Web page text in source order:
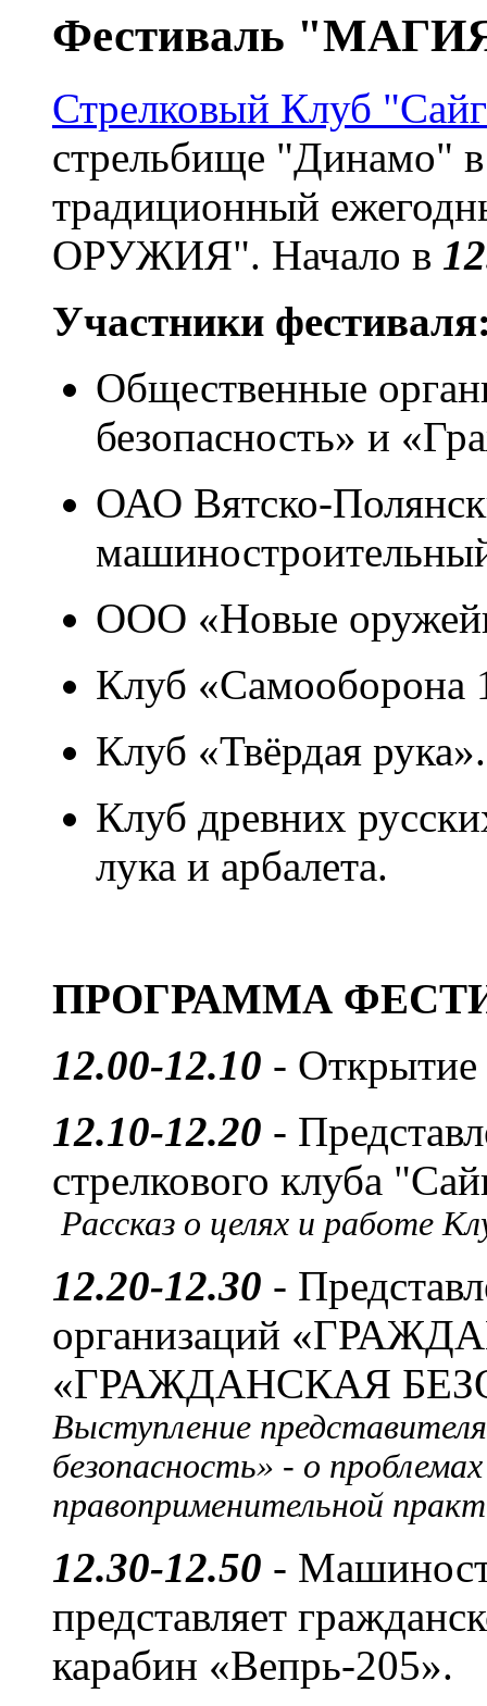
Фестиваль
Стрелковый Клуб
стрельбище "Динамо"
традиционный
ОРУЖИЯ". Начало в
Участники
Общественные
безопасность» и
ОАО Вятско-
ООО «Новые
Клуб «Самооборона
Клуб «Твёрдая рука».
Клуб древних
лука и арбалета.
ПРОГРАММА
12.00-12.10 - Открытие
12.10-12.20 -
стрелкового клуба
Рассказ о целях и работе
12.20-12.30 -
организаций
«ГРАЖДАНСКАЯ
Выступление
безопасность» - о
правоприменительной
12.30-12.50 -
представляет
карабин «Вепрь-205».